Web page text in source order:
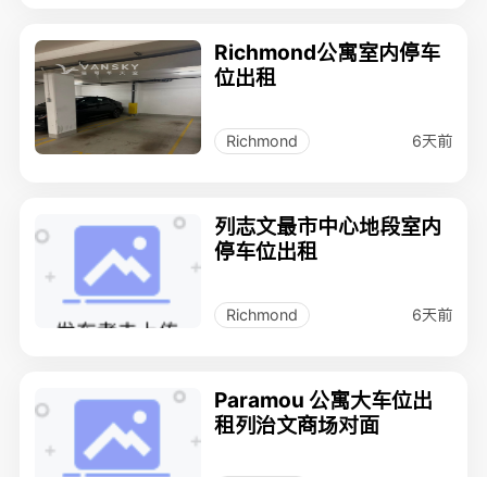
Richmond公寓室内停车
位出租
Richmond 6天前
列志文最市中心地段室内
停车位出租
Richmond 6天前
Paramou 公寓大车位出
租列治文商场对面